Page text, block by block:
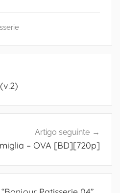
Artigo seguinte
– OVA [BD][720p]